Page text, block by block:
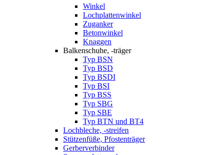
Winkel
Lochplattenwinkel
Zuganker
Betonwinkel
Knaggen
Balkenschuhe, -träger
Typ BSN
Typ BSD
Typ BSDI
Typ BSI
Typ BSS
Typ SBG
Typ SBE
Typ BTN und BT4
Lochbleche, -streifen
Stützenfüße, Pfostenträger
Gerberverbinder